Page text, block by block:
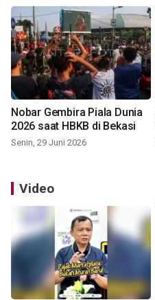
Nobar Gembira Piala Dunia
2026 saat HBKB di Bekasi
Senin, 29 Juni 2026
Video